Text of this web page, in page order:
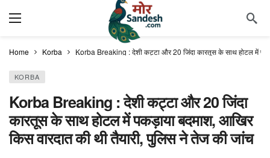
Home Korba Korba Breaking : देशी कट्टा और 20 जिंदा कारतूस के साथ होटल में
KORBA
Korba Breaking : देशी कट्टा और 20 जिंदा
कारतूस के साथ होटल में पकड़ाया बदमाश, आखिर
किस वारदात की थी तैयारी, पुलिस ने तेज की जांच